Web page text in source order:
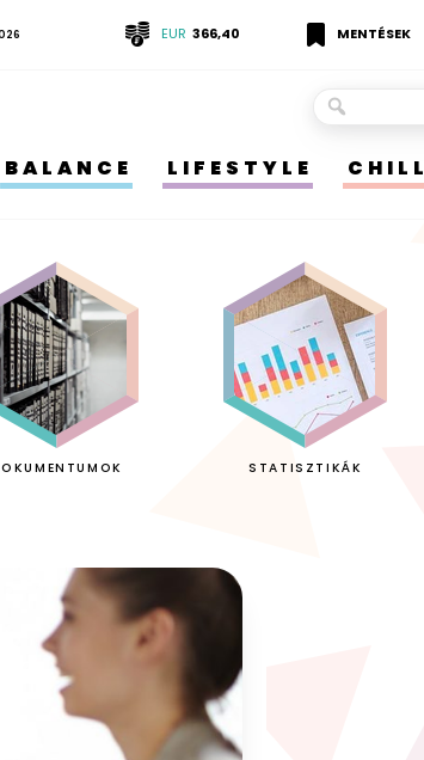
EUR 366,40 MENTÉSEK
BALANCE LIFESTYLE CHILL
STATISZTIKÁK